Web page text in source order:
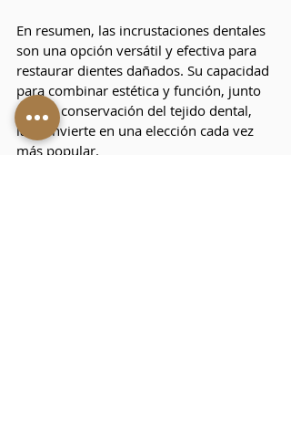
En resumen, las incrustaciones dentales
son una opción versátil y efectiva para
restaurar dientes dañados. Su capacidad
para combinar estética y función, junto
con su conservación del tejido dental,
las convierte en una elección cada vez
más popular.